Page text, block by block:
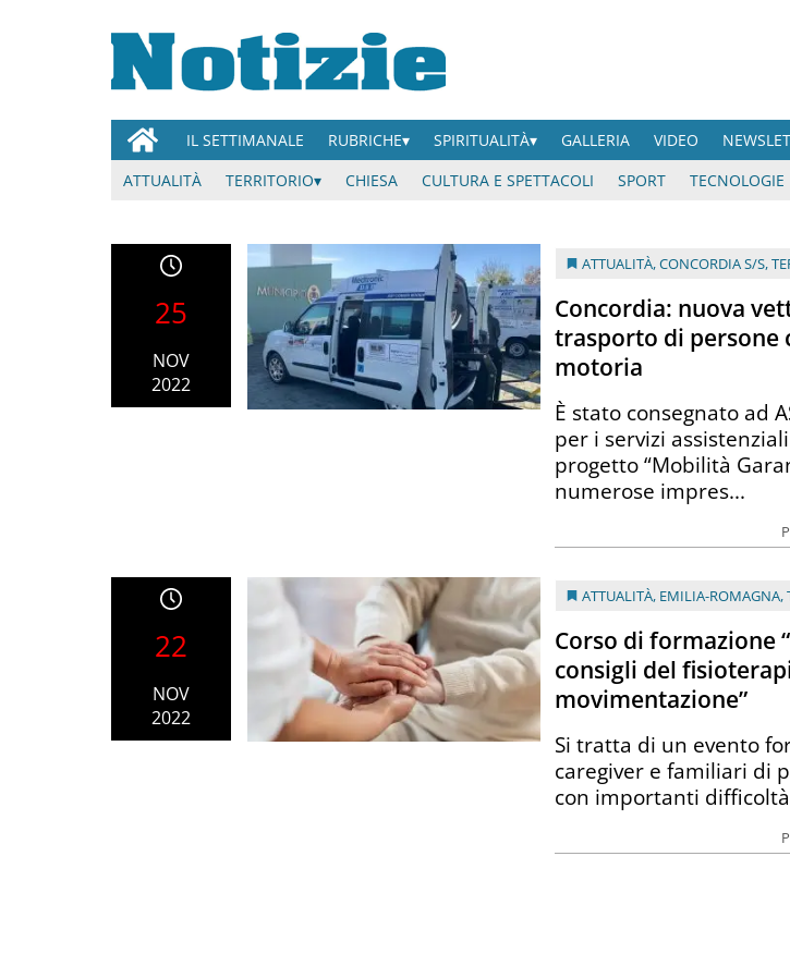
IL SETTIMANALE RUBRICHE SPIRITUALITÀ GALLERIA VIDEO
ATTUALITÀ
TERRITORIO CHIESA CULTURA E SPETTACOLI SPORT TECNOLOGIE
25
NOV
2022
ATTUALITÀ,CONCORDIA S/S,
Concordia: nuova
trasporto di persone
motoria
È stato consegnato ad
per i servizi
progetto “Mobilità
numerose impres...
22
NOV
2022
ATTUALITÀ, EMILIA-ROMAGNA,
Corso di formazione
consigli del
movimentazione”
Si tratta di un evento
caregiver e familiari di
con importanti